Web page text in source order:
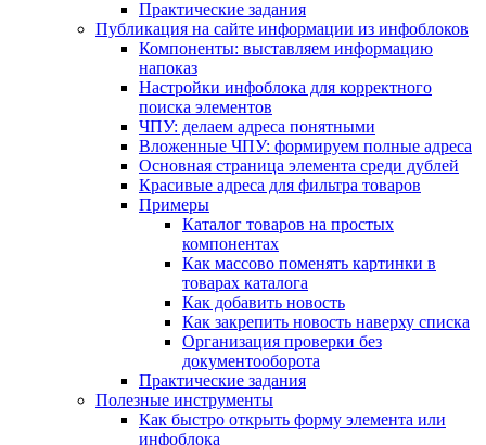
Практические задания
Публикация на сайте информации из инфоблоков
Компоненты: выставляем информацию
напоказ
Настройки инфоблока для корректного
поиска элементов
ЧПУ: делаем адреса понятными
Вложенные ЧПУ: формируем полные адреса
Основная страница элемента среди дублей
Красивые адреса для фильтра товаров
Примеры
Каталог товаров на простых
компонентах
Как массово поменять картинки в
товарах каталога
Как добавить новость
Как закрепить новость наверху списка
Организация проверки без
документооборота
Практические задания
Полезные инструменты
Как быстро открыть форму элемента или
инфоблока